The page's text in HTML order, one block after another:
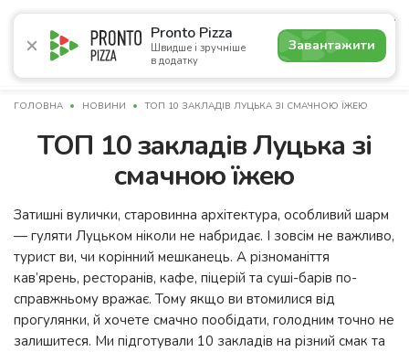
Pronto Pizza
Швидше і зручніше
в додатку
Завантажити
5.0
Акції Піца Суші Сети Бургери Комбо
ГОЛОВНА НОВИНИ ТОП 10 ЗАКЛАДІВ ЛУЦЬКА ЗІ СМАЧНОЮ ЇЖЕЮ
ТОП 10 закладів Луцька зі
смачною їжею
Затишні вулички, старовинна архітектура, особливий шарм
— гуляти Луцьком ніколи не набридає. І зовсім не важливо,
турист ви, чи корінний мешканець. А різноманіття
кав’ярень, ресторанів, кафе, піцерій та суші-барів по-
справжньому вражає. Тому якщо ви втомилися від
прогулянки, й хочете смачно пообідати, голодним точно не
залишитеся. Ми підготували 10 закладів на різний смак та